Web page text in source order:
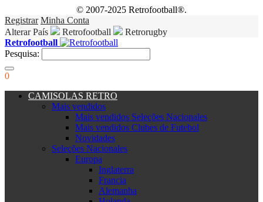
© 2007-2025 Retrofootball®.
Registrar Minha Conta
Alterar País
Retrofootball
Retrorugby
Retrofootball
Pesquisa:
0
CAMISOLAS RETRO
Mais vendidos
Mais vendidos Seleções Nacionales
Mais vendidos Clubes de Futebol
Novidades
Seleções Nacionales
Europa
Inglaterra
Francia
Alemanha